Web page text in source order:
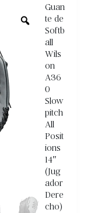
Guan
te de
Softb
all
Wils
on
A36
0
Slow
pitch
All
Posit
ions
14″
(Jug
ador
Dere
cho)